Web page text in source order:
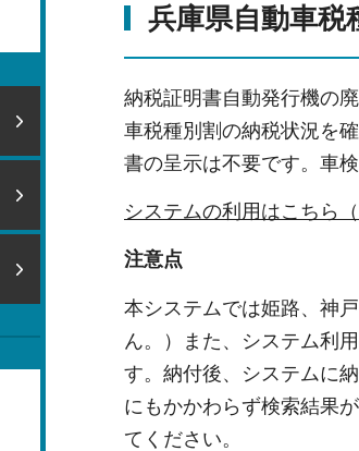
兵庫県自動車税
納税証明書自動発行機の
車税種別割の納税状況を
書の呈示は不要です。車
システムの利用はこちら
注意点
本システムでは姫路、神
ん。）また、システム利
す。納付後、システムに
にもかかわらず検索結果
てください。